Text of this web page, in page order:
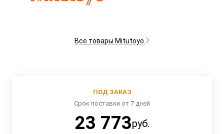
Все товары Mitutoyo
ПОД ЗАКАЗ
Срок поставки от 7 дней
23 773руб.